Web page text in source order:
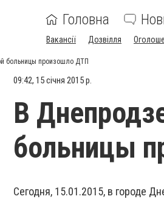
Головна
Вакансії Дозвілля
больницы произошло ДТП
09:42, 15 січня 2015 р.
В
больницы
Сегодня, 15.01.2015, в городе